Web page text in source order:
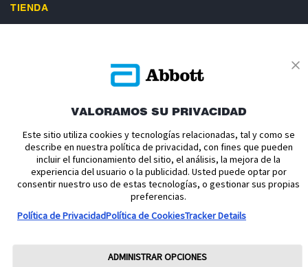
TIENDA
Términos y condiciones uso
Condiciones de venta
Aviso legal
Manuales de Usuario
Acerca de nosotros
Declaración de Accesibilidad
Aviso sobre la Ley de datos
Preferencias sobre cookies
Copyright © 2026 Abbott. Todos los derechos reservados.
Consulte a su profesional sanitario si tiene alguna duda o pregunta acerca
marcas relacionadas son marcas de Abbott.
VALORAMOS SU PRIVACIDAD
Este sitio utiliza cookies y tecnologías relacionadas, tal y como se
describe en nuestra política de privacidad, con fines que pueden
incluir el funcionamiento del sitio, el análisis, la mejora de la
experiencia del usuario o la publicidad. Usted puede optar por
consentir nuestro uso de estas tecnologías, o gestionar sus propias
preferencias.
Política de PrivacidadPolítica de CookiesTracker Details
ADMINISTRAR OPCIONES